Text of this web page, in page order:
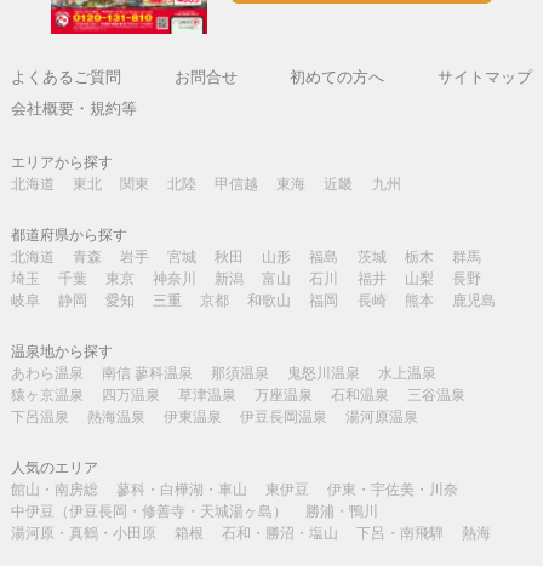
よくあるご質問 お問合せ 初めての方へ
サイトマップ
会社概要・規約等
エリアから探す
北海道
東北 関東 北陸 甲信越 東海 近畿 九州
都道府県から探す
北海道
青森 岩手 宮城 秋田 山形 福島 茨城 栃木
群馬
埼玉
千葉 東京 神奈川 新潟 富山 石川 福井 山梨
長野
岐阜
静岡 愛知 三重 京都 和歌山 福岡 長崎 熊本 鹿児島
温泉地から探す
あわら温泉
南信 蓼科温泉 那須温泉 鬼怒川温泉
水上温泉
猿ヶ京温泉
四万温泉 草津温泉 万座温泉 石和温泉
三谷温泉
下呂温泉
熱海温泉 伊東温泉 伊豆長岡温泉 湯河原温泉
人気のエリア
館山・南房総
蓼科・白樺湖・車山 東伊豆
伊東・宇佐美・川奈
中伊豆（伊豆長岡・修善寺・天城湯ヶ島）
勝浦・鴨川
湯河原・真鶴・小田原
箱根 石和・勝沼・塩山 下呂・南飛騨 熱海